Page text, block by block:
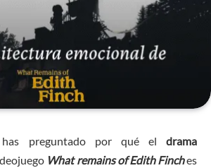
preguntado por qué el drama
What remains of Edith Finches